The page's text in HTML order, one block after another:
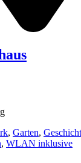
, Garten,
, WLAN inklusive